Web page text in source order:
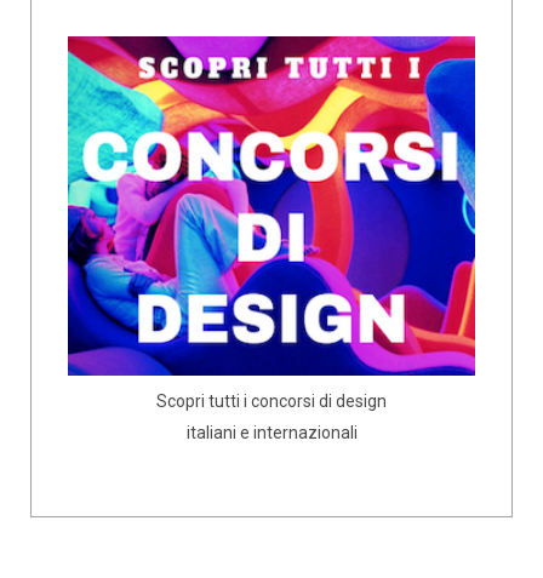
Scopri tutti i concorsi di design
italiani e internazionali